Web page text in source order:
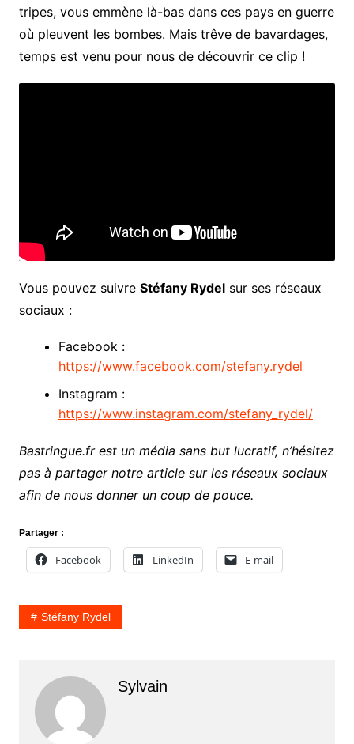
tripes, vous emmène là-bas dans ces pays en guerre
où pleuvent les bombes. Mais trêve de bavardages,
temps est venu pour nous de découvrir ce clip !
Vous pouvez suivre Stéfany Rydelsur ses réseaux
sociaux :
Facebook :
https://www.facebook.com/stefany.rydel
Instagram :
https://www.instagram.com/stefany_rydel/
Bastringue.fr est un média sans but lucratif, n’hésitez
pas à partager notre article sur les réseaux sociaux
afin de nous donner un coup de pouce.
Partager :
Facebook LinkedIn E-mail
Stéfany Rydel
Sylvain